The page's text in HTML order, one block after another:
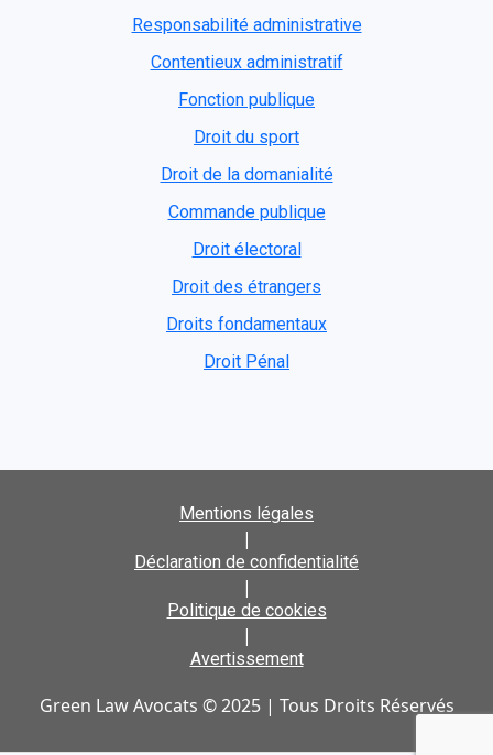
Responsabilité administrative
Contentieux administratif
Fonction publique
Droit du sport
Droit de la domanialité
Commande publique
Droit électoral
Droit des étrangers
Droits fondamentaux
Droit Pénal
Mentions légales
|
Déclaration de confidentialité
|
Politique de cookies
|
Avertissement
Green Law Avocats © 2025 | Tous Droits Réservés